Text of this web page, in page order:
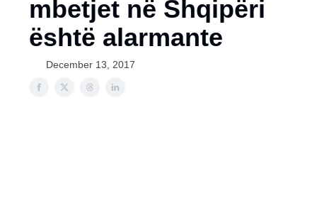
mbetjet në Shqipëri
është alarmante
December 13, 2017